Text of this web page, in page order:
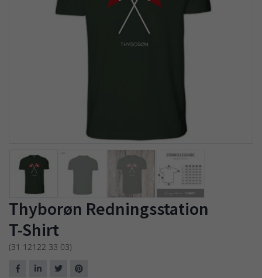
Thyborøn Redningsstation
T-Shirt
(31 12122 33 03)